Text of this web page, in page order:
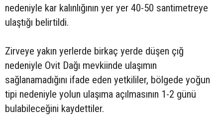
nedeniyle kar kalınlığının yer yer 40-50 santimetreye
ulaştığı belirtildi.
Zirveye yakın yerlerde birkaç yerde düşen çığ
nedeniyle Ovit Dağı mevkiinde ulaşımın
sağlanamadığını ifade eden yetkililer, bölgede yoğun
tipi nedeniyle yolun ulaşıma açılmasının 1-2 günü
bulabileceğini kaydettiler.